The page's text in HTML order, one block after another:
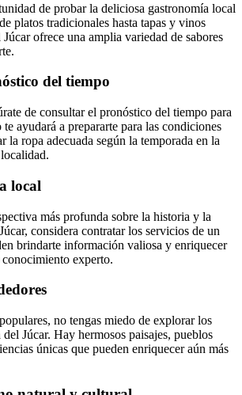
de probar la deliciosa gastronomía local
platos tradicionales hasta tapas y vinos
ofrece una amplia variedad de sabores
del tiempo
de consultar el pronóstico del tiempo para
ayudará a prepararte para las condiciones
la ropa adecuada según la temporada en la
local
más profunda sobre la historia y la
considera contratar los servicios de un
brindarte información valiosa y enriquecer
experto.
no tengas miedo de explorar los
Júcar. Hay hermosos paisajes, pueblos
únicas que pueden enriquecer aún más